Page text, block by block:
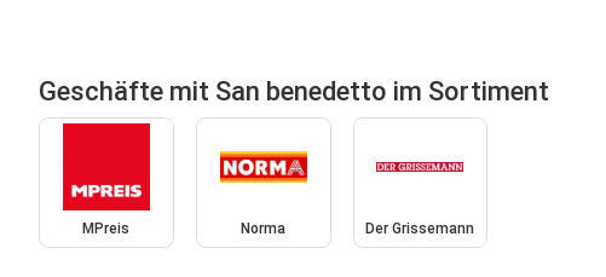
Geschäfte mit San benedetto im Sortiment
MPreis Norma Der Grissemann